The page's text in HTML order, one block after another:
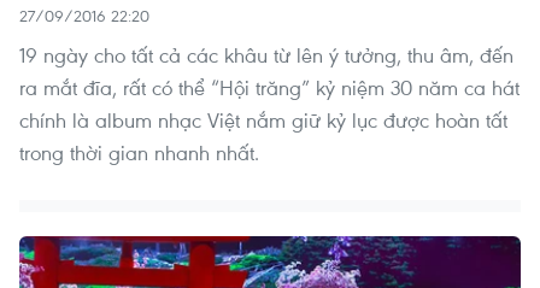
27/09/2016 22:20
19 ngày cho tất cả các khâu từ lên ý tưởng, thu âm, đến
ra mắt đĩa, rất có thể “Hội trăng” kỷ niệm 30 năm ca hát
chính là album nhạc Việt nắm giữ kỷ lục được hoàn tất
trong thời gian nhanh nhất.